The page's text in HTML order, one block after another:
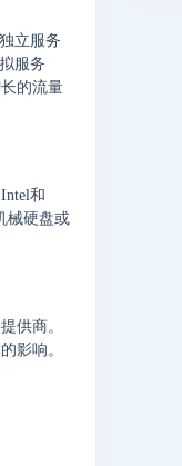
立服务
服务
的流量
和
械硬盘或
供商。
影响。